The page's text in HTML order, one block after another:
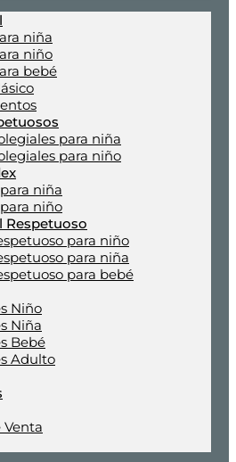
niña
niño
bebé
para niña
para niño
niña
niño
Respetuoso
para niño
para niña
para bebé
Niño
Niña
Bebé
Adulto
Venta